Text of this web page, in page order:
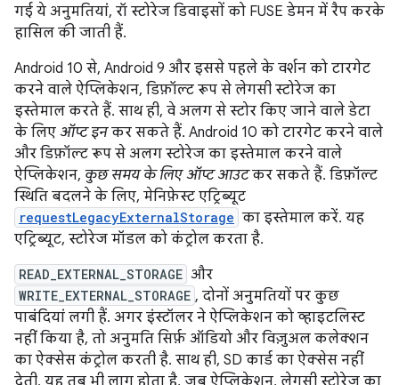
गई ये अनुमतियां, रॉ स्टोरेज डिवाइसों को FUSE डेमन में रैप करके
हासिल की जाती हैं.
Android 10 से, Android 9 और इससे पहले के वर्शन को टारगेट
करने वाले ऐप्लिकेशन, डिफ़ॉल्ट रूप से लेगसी स्टोरेज का
इस्तेमाल करते हैं. साथ ही, वे अलग से स्टोर किए जाने वाले डेटा
के लिए ऑप्ट इनकर सकते हैं. Android 10 को टारगेट करने वाले
और डिफ़ॉल्ट रूप से अलग स्टोरेज का इस्तेमाल करने वाले
ऐप्लिकेशन, कुछ समय के लिए ऑप्ट आउटकर सकते हैं. डिफ़ॉल्ट
स्थिति बदलने के लिए, मेनिफ़ेस्ट एट्रिब्यूट
requestLegacyExternalStorage का इस्तेमाल करें. यह
एट्रिब्यूट, स्टोरेज मॉडल को कंट्रोल करता है.
READ_EXTERNAL_STORAGE और
WRITE_EXTERNAL_STORAGE , दोनों अनुमतियों पर कुछ
पाबंदियां लगी हैं. अगर इंस्टॉलर ने ऐप्लिकेशन को व्हाइटलिस्ट
नहीं किया है, तो अनुमति सिर्फ़ ऑडियो और विज़ुअल कलेक्शन
का ऐक्सेस कंट्रोल करती है. साथ ही, SD कार्ड का ऐक्सेस नहीं
देती. यह तब भी लागू होता है, जब ऐप्लिकेशन, लेगसी स्टोरेज का